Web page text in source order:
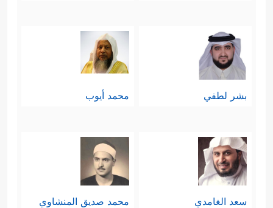
بشر لطفي محمد أيوب
سعد الغامدي محمد صديق المنشاوي